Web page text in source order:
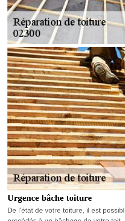
Urgence bâche toiture
De l’état de votre toiture, il est